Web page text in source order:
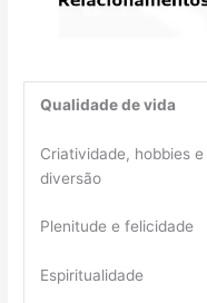
Qualidade de vida
Criatividade, hobbies e
diversão
Plenitude e felicidade
Espiritualidade